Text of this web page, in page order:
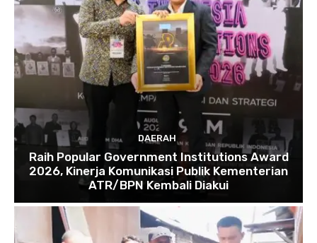
DAERAH
Raih Popular Government Institutions Award
2026, Kinerja Komunikasi Publik Kementerian
ATR/BPN Kembali Diakui